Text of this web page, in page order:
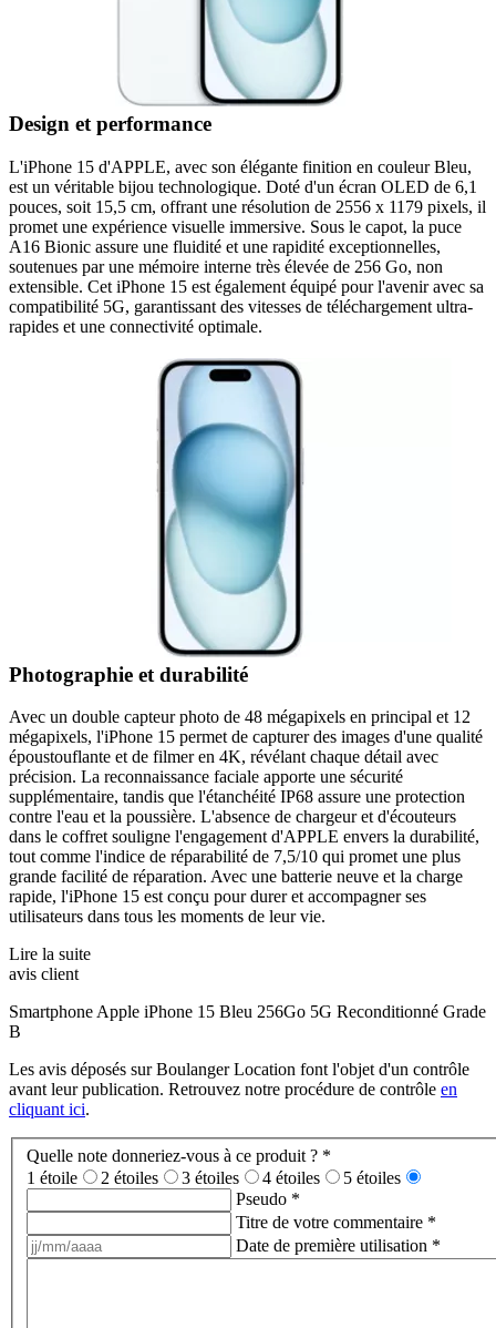
Design et performance
L'iPhone 15 d'APPLE, avec son élégante finition en couleur Bleu,
est un véritable bijou technologique. Doté d'un écran OLED de 6,1
pouces, soit 15,5 cm, offrant une résolution de 2556 x 1179 pixels, il
promet une expérience visuelle immersive. Sous le capot, la puce
A16 Bionic assure une fluidité et une rapidité exceptionnelles,
soutenues par une mémoire interne très élevée de 256 Go, non
extensible. Cet iPhone 15 est également équipé pour l'avenir avec sa
compatibilité 5G, garantissant des vitesses de téléchargement ultra-
rapides et une connectivité optimale.
Photographie et durabilité
Avec un double capteur photo de 48 mégapixels en principal et 12
mégapixels, l'iPhone 15 permet de capturer des images d'une qualité
époustouflante et de filmer en 4K, révélant chaque détail avec
précision. La reconnaissance faciale apporte une sécurité
supplémentaire, tandis que l'étanchéité IP68 assure une protection
contre l'eau et la poussière. L'absence de chargeur et d'écouteurs
dans le coffret souligne l'engagement d'APPLE envers la durabilité,
tout comme l'indice de réparabilité de 7,5/10 qui promet une plus
grande facilité de réparation. Avec une batterie neuve et la charge
rapide, l'iPhone 15 est conçu pour durer et accompagner ses
utilisateurs dans tous les moments de leur vie.
Lire la suite
avis client
Smartphone Apple iPhone 15 Bleu 256Go 5G Reconditionné Grade
B
Les avis déposés sur Boulanger Location font l'objet d'un contrôle
avant leur publication. Retrouvez notre procédure de contrôle en
cliquant ici.
Quelle note donneriez-vous à ce produit ? *
1 étoile
2 étoiles 3 étoiles 4 étoiles
5 étoiles
Pseudo *
Titre de votre commentaire *
Date de première utilisation *